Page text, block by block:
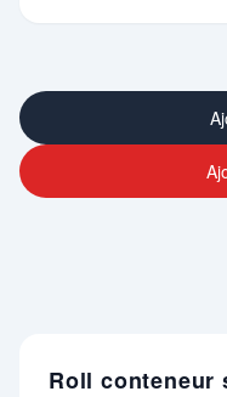
Roll